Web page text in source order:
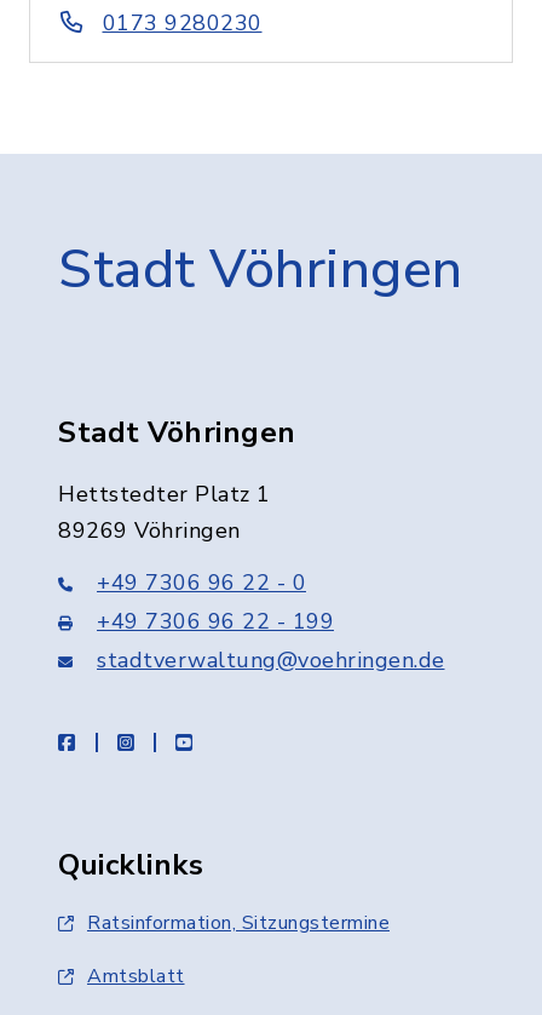
0173 9280230
Stadt Vöhringen
Stadt Vöhringen
Hettstedter Platz 1
89269 Vöhringen
+49 7306 96 22 - 0
+49 7306 96 22 - 199
stadtverwaltung@voehringen.de
facebookinstagramyoutube
Quicklinks
Ratsinformation, Sitzungstermine
Amtsblatt